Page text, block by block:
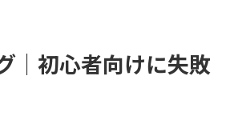
｜初心者向けに失敗